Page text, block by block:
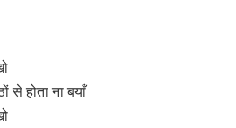
से होता ना बयाँ